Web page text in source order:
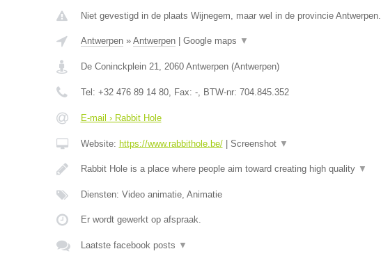
Niet gevestigd in de plaats Wijnegem, maar wel in de provincie Antwerpen.
Antwerpen» Antwerpen| Google maps ▼
De Coninckplein 21, 2060 Antwerpen(Antwerpen)
Tel: +32 476 89 14 80, Fax: -, BTW-nr: 704.845.352
E-mail › Rabbit Hole
Website: https://www.rabbithole.be/| Screenshot ▼
Rabbit Hole is a place where people aim toward creating high quality ▼
Diensten: Video animatie, Animatie
Er wordt gewerkt op afspraak.
Laatste facebook posts ▼